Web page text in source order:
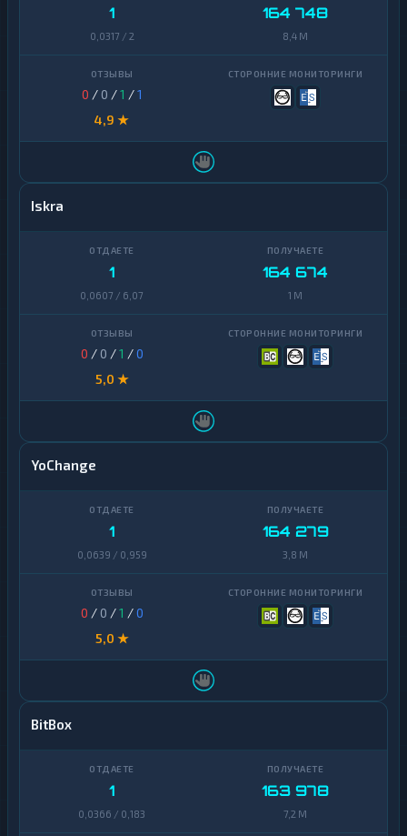
1
0,0317 / 2
164 748
8,4 M
0 / 0 /1 /1
4,9 ★
Iskra
1
0,0607 / 6,07
164 674
1 M
0 / 0 /1 /0
5,0 ★
YoChange
1
0,0639 / 0,959
164 279
3,8 M
0 / 0 /1 /0
5,0 ★
BitBox
1
0,0366 / 0,183
163 978
7,2 M